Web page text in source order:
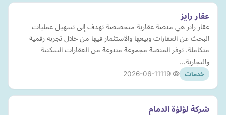
عقار رايز
عقار رايز هي منصة عقارية متخصصة تهدف إلى تسهيل عمليات
البحث عن العقارات وبيعها والاستثمار فيها من خلال تجربة رقمية
متكاملة. توفر المنصة مجموعة متنوعة من العقارات السكنية
والتجارية…
خدمات 2026-06-11
شركة لؤلؤة الدمام